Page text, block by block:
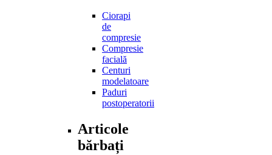
Ciorapi
de
compresie
Compresie
facială
Centuri
modelatoare
Paduri
postoperatorii
Articole
bărbați